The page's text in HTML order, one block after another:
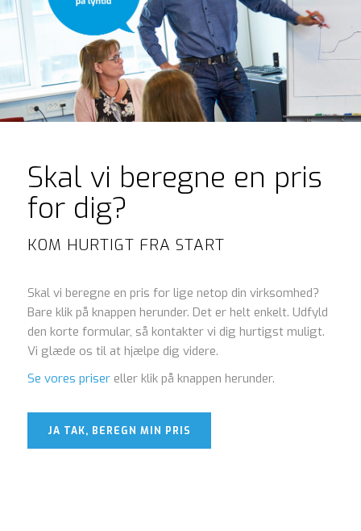
Skal vi beregne en pris
for dig?
KOM HURTIGT FRA START
Skal vi beregne en pris for lige netop din virksomhed?
Bare klik på knappen herunder. Det er helt enkelt. Udfyld
den korte formular, så kontakter vi dig hurtigst muligt.
Vi glæde os til at hjælpe dig videre.
Se vores prisereller klik på knappen herunder.
JA TAK, BEREGN MIN PRIS